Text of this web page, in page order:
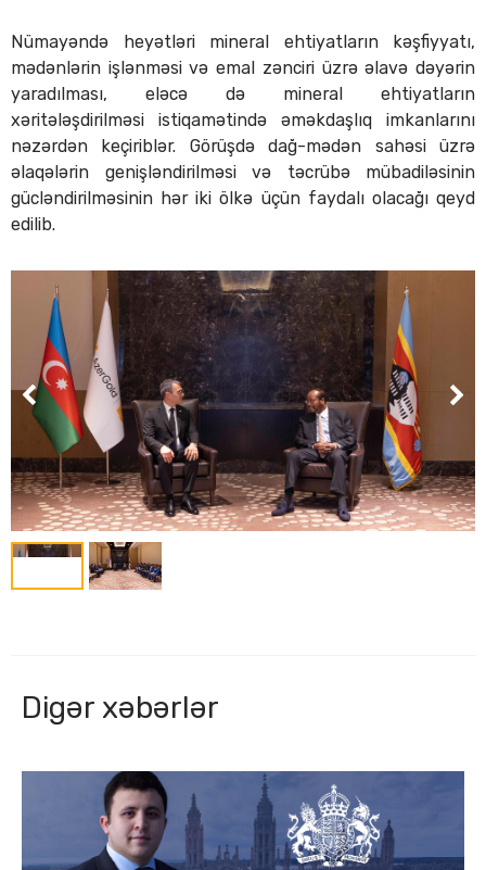
Nümayəndə heyətləri mineral ehtiyatların kəşfiyyatı,
mədənlərin işlənməsi və emal zənciri üzrə əlavə dəyərin
yaradılması, eləcə də mineral ehtiyatların
xəritələşdirilməsi istiqamətində əməkdaşlıq imkanlarını
nəzərdən keçiriblər. Görüşdə dağ-mədən sahəsi üzrə
əlaqələrin genişləndirilməsi və təcrübə mübadiləsinin
gücləndirilməsinin hər iki ölkə üçün faydalı olacağı qeyd
edilib.
Digər xəbərlər